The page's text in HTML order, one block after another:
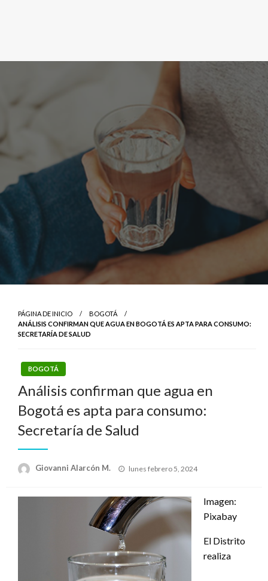
PÁGINA DE INICIO
BOGOTÁ
ANÁLISIS CONFIRMAN QUE AGUA EN BOGOTÁ ES APTA PARA CONSUMO:
SECRETARÍA DE SALUD
BOGOTÁ
Análisis confirman que agua en
Bogotá es apta para consumo:
Secretaría de Salud
Giovanni Alarcón M.
Publicado
lunes febrero 5, 2024
Imagen:
Pixabay
El Distrito
realiza